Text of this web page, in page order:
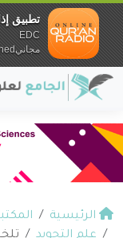
الرئيسية
تطبيق
EDC
مجانيundefined